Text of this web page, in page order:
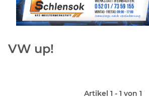
VW up!
Artikel 1 - 1 von 1